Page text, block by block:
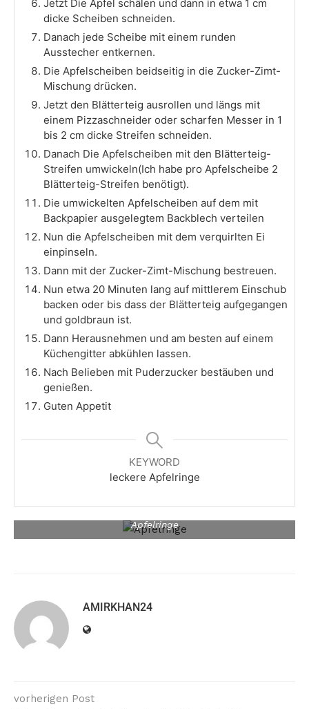
Jetzt Die Äpfel schälen und dann in etwa 1 cm
dicke Scheiben schneiden.
Danach jede Scheibe mit einem runden
Ausstecher entkernen.
Die Apfelscheiben beidseitig in die Zucker-Zimt-
Mischung drücken.
Jetzt den Blätterteig ausrollen und längs mit
einem Pizzaschneider oder scharfen Messer in 1
bis 2 cm dicke Streifen schneiden.
Danach Die Apfelscheiben mit den Blätterteig-
Streifen umwickeln(Ich habe pro Apfelscheibe 2
Blätterteig-Streifen benötigt).
Die umwickelten Apfelscheiben auf dem mit
Backpapier ausgelegtem Backblech verteilen
Nun die Apfelscheiben mit dem verquirlten Ei
einpinseln.
Dann mit der Zucker-Zimt-Mischung bestreuen.
Nun etwa 20 Minuten lang auf mittlerem Einschub
backen oder bis dass der Blätterteig aufgegangen
und goldbraun ist.
Dann Herausnehmen und am besten auf einem
Küchengitter abkühlen lassen.
Nach Belieben mit Puderzucker bestäuben und
genießen.
Guten Appetit
KEYWORD
leckere Apfelringe
Apfelringe
AMIRKHAN24
vorherigen Post